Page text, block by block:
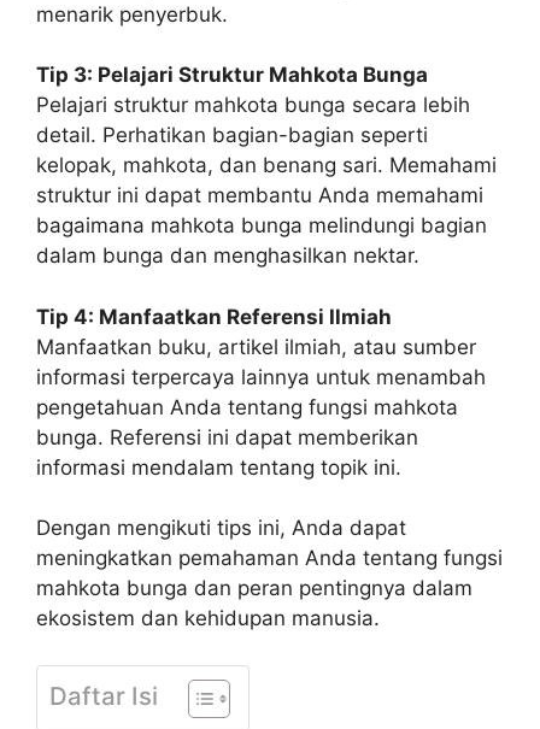
menarik penyerbuk.
Tip 3: Pelajari Struktur Mahkota Bunga
Pelajari struktur mahkota bunga secara lebih
detail. Perhatikan bagian-bagian seperti
kelopak, mahkota, dan benang sari. Memahami
struktur ini dapat membantu Anda memahami
bagaimana mahkota bunga melindungi bagian
dalam bunga dan menghasilkan nektar.
Tip 4: Manfaatkan Referensi Ilmiah
Manfaatkan buku, artikel ilmiah, atau sumber
informasi terpercaya lainnya untuk menambah
pengetahuan Anda tentang fungsi mahkota
bunga. Referensi ini dapat memberikan
informasi mendalam tentang topik ini.
Dengan mengikuti tips ini, Anda dapat
meningkatkan pemahaman Anda tentang fungsi
mahkota bunga dan peran pentingnya dalam
ekosistem dan kehidupan manusia.
Daftar Isi